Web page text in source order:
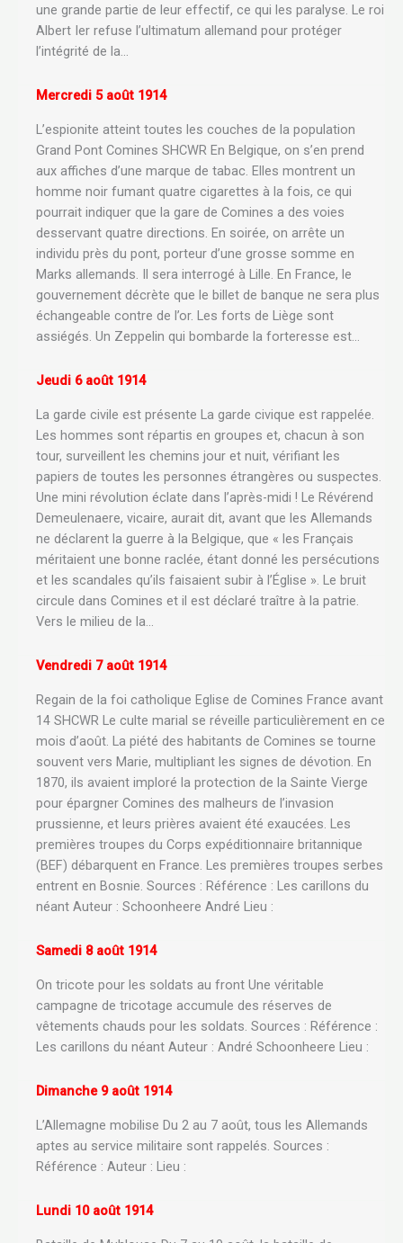
une grande partie de leur effectif, ce qui les paralyse. Le roi
Albert Ier refuse l’ultimatum allemand pour protéger
l’intégrité de la…
Mercredi 5 août 1914
L’espionite atteint toutes les couches de la population
Grand Pont Comines SHCWR En Belgique, on s’en prend
aux affiches d’une marque de tabac. Elles montrent un
homme noir fumant quatre cigarettes à la fois, ce qui
pourrait indiquer que la gare de Comines a des voies
desservant quatre directions. En soirée, on arrête un
individu près du pont, porteur d’une grosse somme en
Marks allemands. Il sera interrogé à Lille. En France, le
gouvernement décrète que le billet de banque ne sera plus
échangeable contre de l’or. Les forts de Liège sont
assiégés. Un Zeppelin qui bombarde la forteresse est…
Jeudi 6 août 1914
La garde civile est présente La garde civique est rappelée.
Les hommes sont répartis en groupes et, chacun à son
tour, surveillent les chemins jour et nuit, vérifiant les
papiers de toutes les personnes étrangères ou suspectes.
Une mini révolution éclate dans l’après-midi ! Le Révérend
Demeulenaere, vicaire, aurait dit, avant que les Allemands
ne déclarent la guerre à la Belgique, que « les Français
méritaient une bonne raclée, étant donné les persécutions
et les scandales qu’ils faisaient subir à l’Église ». Le bruit
circule dans Comines et il est déclaré traître à la patrie.
Vers le milieu de la…
Vendredi 7 août 1914
Regain de la foi catholique Eglise de Comines France avant
14 SHCWR Le culte marial se réveille particulièrement en ce
mois d’août. La piété des habitants de Comines se tourne
souvent vers Marie, multipliant les signes de dévotion. En
1870, ils avaient imploré la protection de la Sainte Vierge
pour épargner Comines des malheurs de l’invasion
prussienne, et leurs prières avaient été exaucées. Les
premières troupes du Corps expéditionnaire britannique
(BEF) débarquent en France. Les premières troupes serbes
entrent en Bosnie. Sources : Référence : Les carillons du
néant Auteur : Schoonheere André Lieu :
Samedi 8 août 1914
On tricote pour les soldats au front Une véritable
campagne de tricotage accumule des réserves de
vêtements chauds pour les soldats. Sources : Référence :
Les carillons du néant Auteur : André Schoonheere Lieu :
Dimanche 9 août 1914
L’Allemagne mobilise Du 2 au 7 août, tous les Allemands
aptes au service militaire sont rappelés. Sources :
Référence : Auteur : Lieu :
Lundi 10 août 1914